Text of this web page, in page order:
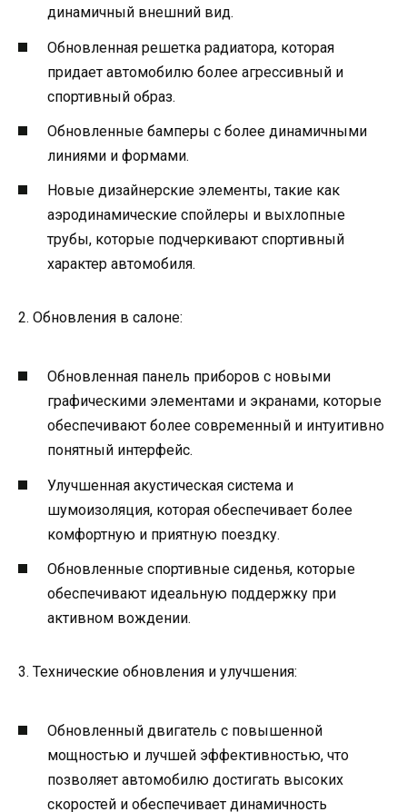
динамичный внешний вид.
Обновленная решетка радиатора, которая
придает автомобилю более агрессивный и
спортивный образ.
Обновленные бамперы с более динамичными
линиями и формами.
Новые дизайнерские элементы, такие как
аэродинамические спойлеры и выхлопные
трубы, которые подчеркивают спортивный
характер автомобиля.
2. Обновления в салоне:
Обновленная панель приборов с новыми
графическими элементами и экранами, которые
обеспечивают более современный и интуитивно
понятный интерфейс.
Улучшенная акустическая система и
шумоизоляция, которая обеспечивает более
комфортную и приятную поездку.
Обновленные спортивные сиденья, которые
обеспечивают идеальную поддержку при
активном вождении.
3. Технические обновления и улучшения:
Обновленный двигатель с повышенной
мощностью и лучшей эффективностью, что
позволяет автомобилю достигать высоких
скоростей и обеспечивает динамичность